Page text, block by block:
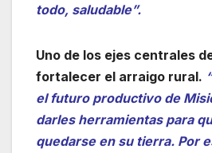
todo, saludable”.
Uno de los ejes centrales
fortalecer el arraigo rural.
el futuro productivo de
darles herramientas para
quedarse en su tierra. Por